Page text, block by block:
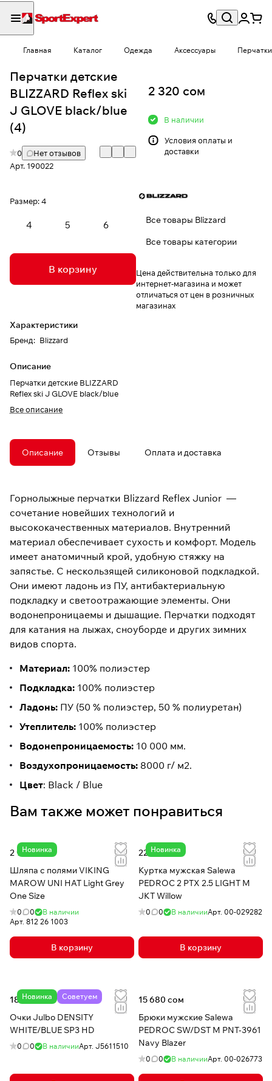
Главная Каталог Одежда Аксессуары Перчатки
Перчатки детские
BLIZZARD Reflex ski
J GLOVE black/blue
(4)
0
Нет отзывов
Арт. 190022
Размер:4
4 5 6
В корзину
Характеристики
Бренд: Blizzard
Описание
Перчатки детские BLIZZARD
Reflex ski J GLOVE black/blue
Все описание
2 320 сом
В наличии
Условия оплаты и
доставки
Все товары Blizzard
Все товары категории
Цена действительна только для
интернет-магазина и может
отличаться от цен в розничных
магазинах
Описание Отзывы Оплата и доставка
Горнолыжные перчатки Blizzard Reflex Junior —
сочетание новейших технологий и
высококачественных материалов. Внутренний
материал обеспечивает сухость и комфорт. Модель
имеет анатомичный крой, удобную стяжку на
запястье. С нескользящей силиконовой подкладкой.
Они имеют ладонь из ПУ, антибактериальную
подкладку и светоотражающие элементы. Они
водонепроницаемы и дышащие. Перчатки подходят
для катания на лыжах, сноуборде и других зимних
видов спорта.
Материал: 100% полиэстер
Подкладка: 100% полиэстер
Ладонь: ПУ (50 % полиэстер, 50 % полиуретан)
Утеплитель: 100% полиэстер
Водонепроницаемость: 10 000 мм.
Воздухопроницаемость: 8000 г/ м2.
Цвет: Black / Blue
Вам также может понравиться
Новинка
2 980 сом
Шляпа с полями VIKING
MAROW UNI HAT Light Grey
One Size
0 0
В наличии
Арт. 812 26 1003
В корзину
Новинка
22 170 сом
Куртка мужская Salewa
PEDROC 2 PTX 2.5 LIGHT M
JKT Willow
0 0 В наличииАрт. 00-029282
В корзину
Новинка Советуем
18 190 сом
Очки Julbo DENSITY
WHITE/BLUE SP3 HD
0 0 В наличииАрт. J5611510
15 680 сом
Брюки мужские Salewa
PEDROC SW/DST M PNT-3961
Navy Blazer
0 0 В наличииАрт. 00-026773